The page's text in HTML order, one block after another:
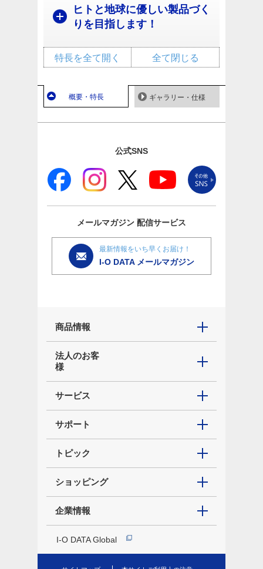
ヒトと地球に優しい製品づく
りを目指します！
全て閉じる
特長を全て開く
概要・特長 ギャラリー・仕様
公式SNS
メールマガジン 配信サービス
最新情報をいち早くお届け！
I-O DATA メールマガジン
商品情報
法人のお客
様
サービス
サポート
トピック
ショッピング
企業情報
I-O DATA Global